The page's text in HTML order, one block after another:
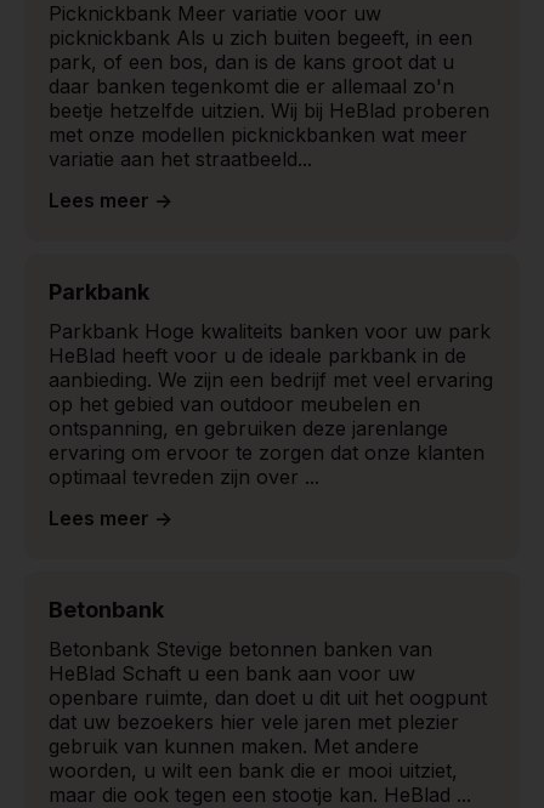
Picknickbank Meer variatie voor uw
picknickbank Als u zich buiten begeeft, in een
park, of een bos, dan is de kans groot dat u
daar banken tegenkomt die er allemaal zo'n
beetje hetzelfde uitzien. Wij bij HeBlad proberen
met onze modellen picknickbanken wat meer
variatie aan het straatbeeld...
Lees meer ->
Parkbank ​
Parkbank Hoge kwaliteits banken voor uw park
HeBlad heeft voor u de ideale parkbank in de
aanbieding. We zijn een bedrijf met veel ervaring
op het gebied van outdoor meubelen en
ontspanning, en gebruiken deze jarenlange
ervaring om ervoor te zorgen dat onze klanten
optimaal tevreden zijn over ...
Lees meer ->
Betonbank
Betonbank Stevige betonnen banken van
HeBlad Schaft u een bank aan voor uw
openbare ruimte, dan doet u dit uit het oogpunt
dat uw bezoekers hier vele jaren met plezier
gebruik van kunnen maken. Met andere
woorden, u wilt een bank die er mooi uitziet,
maar die ook tegen een stootje kan. HeBlad ...